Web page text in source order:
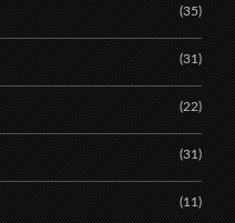
(35)
(31)
(22)
(31)
(11)